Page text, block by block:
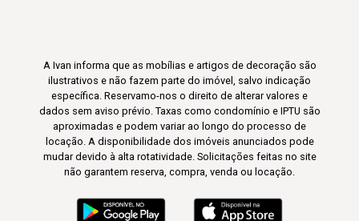
A Ivan informa que as mobílias e artigos de decoração são
ilustrativos e não fazem parte do imóvel, salvo indicação
específica. Reservamo-nos o direito de alterar valores e
dados sem aviso prévio. Taxas como condomínio e IPTU são
aproximadas e podem variar ao longo do processo de
locação. A disponibilidade dos imóveis anunciados pode
mudar devido à alta rotatividade. Solicitações feitas no site
não garantem reserva, compra, venda ou locação.